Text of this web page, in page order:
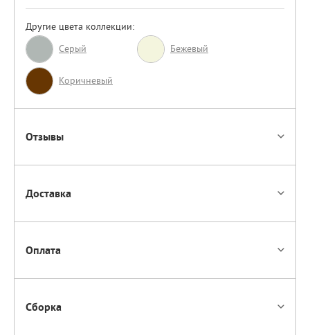
Другие цвета коллекции:
Серый
Бежевый
Коричневый
Отзывы
Доставка
Оплата
Сборка